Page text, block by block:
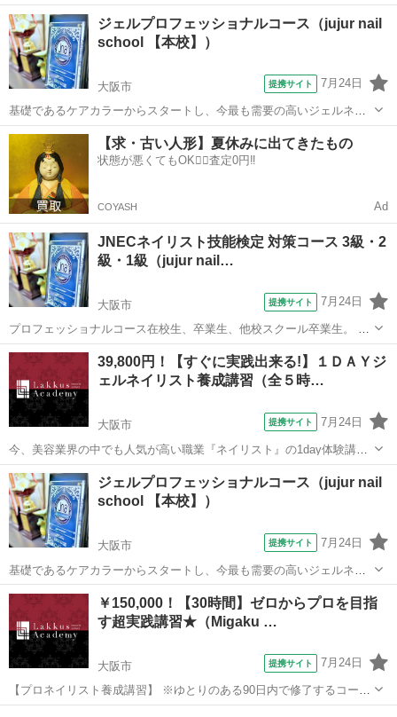
セルフネイル教室です☆ 3時間33000円（税込）で、分からないところ
をできるようになりましょう♪ ●ケアのやり方が分からない ●すぐジェ
ルが取...
大阪 大阪市 心斎橋駅
ジェルプロフェッショナルコース（jujur nail
school 【本校】）
大阪市 提携サイト 7月24日
基礎であるケアカラーからスタートし、今最も需要の高いジェルネイ
ルの技術と最新アートも学べます。 友達にジェルをしてあげたい方
や、自宅サロン開業やジェル専門サロンに就職をしたい方のジェル上
級コースです。 ● ネイル理論（JN...
大阪 大阪市 ネイル
【求・古い人形】夏休みに出てきたもの
状態が悪くてもOK🙆‍♀️査定0円‼️
COYASH Ad
JNECネイリスト技能検定 対策コース 3級・2
級・1級（jujur nail…
大阪市 提携サイト 7月24日
プロフェッショナルコース在校生、卒業生、他校スクール卒業生。 試
験内容を勉強されている方。 試験を受験したが不合格だった方。
大阪 大阪市 ネイル
39,800円！【すぐに実践出来る!】１ＤＡＹジ
ェルネイリスト養成講習（全５時…
大阪市 提携サイト 7月24日
今、美容業界の中でも人気が高い職業『ネイリスト』の1day体験講習
になります。簡単なジェネルネイルの知識と自宅でできるセルフネイ
ルをお教えいたします。基本的には実技メインの講習ですので、すぐ
にご自分で実践することが可能です♪...
大阪 大阪市 ネイル
ジェルプロフェッショナルコース（jujur nail
school 【本校】）
大阪市 提携サイト 7月24日
基礎であるケアカラーからスタートし、今最も需要の高いジェルネイ
ルの技術と最新アートも学べます。 友達にジェルをしてあげたい方
や、自宅サロン開業やジェル専門サロンに就職をしたい方のジェル上
級コースです。 ● ネイル理論（JN...
大阪 大阪市
￥150,000！【30時間】ゼロからプロを目指
す超実践講習★（Migaku …
大阪市 提携サイト 7月24日
【プロネイリスト養成講習】 ※ゆとりのある90日内で修了するコース
（受講例：5時間×6回・2週間に1回ペース） 「プロデビューへの近